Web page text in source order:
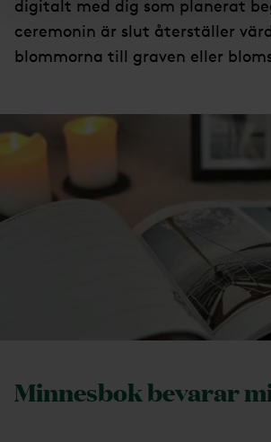
digitalt med dig som planerat
ceremonin är slut återställer
blommorna till graven eller
Minnesbok bevarar